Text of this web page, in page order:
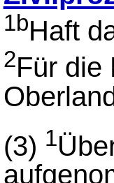
1bHaft
2Für die
(3) 1